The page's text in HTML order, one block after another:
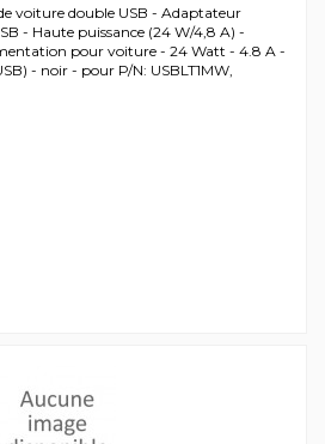
voiture double USB - Adaptateur
- Haute puissance (24 W/4,8 A) -
pour voiture - 24 Watt - 4.8 A -
- noir - pour P/N: USBLT1MW,